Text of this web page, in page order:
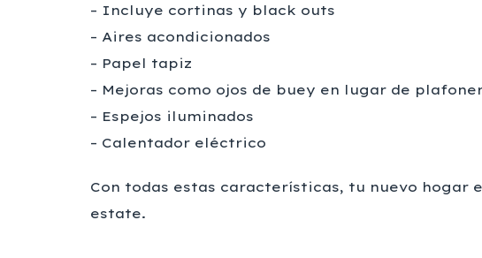
– Incluye cortinas y black outs
– Aires acondicionados
– Papel tapiz
– Mejoras como ojos de buey en lugar de
– Espejos iluminados
– Calentador eléctrico
Con todas estas características, tu nuevo
estate.